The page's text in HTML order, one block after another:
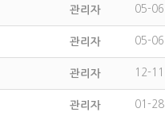
관리자 05-06
관리자 05-06
관리자 12-11
관리자 01-28